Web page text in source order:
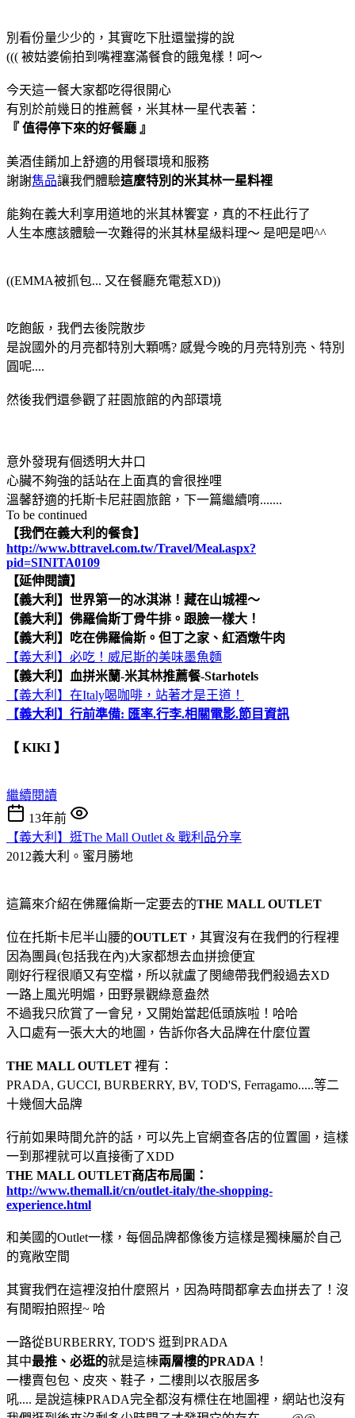
別看份量少少的，其實吃下肚還蠻撐的說
((( 被姑婆偷拍到嘴裡塞滿餐食的餓鬼樣！呵～
今天這一餐大家都吃得很開心
有別於前幾日的推薦餐，米其林一星代表著：
『 值得停下來的好餐廳 』
美酒佳餚加上舒適的用餐環境和服務
謝謝雋品讓我們體驗這麼特別的米其林一星料裡
能夠在義大利享用道地的米其林饗宴，真的不枉此行了
人生本應該體驗一次難得的米其林星級料理～ 是吧是吧^^
((EMMA被抓包... 又在餐廳充電惹XD))
吃飽飯，我們去後院散步
是說國外的月亮都特別大顆嗎? 感覺今晚的月亮特別亮、特別
圓呢....
然後我們還參觀了莊園旅館的內部環境
意外發現有個透明大井口
心臟不夠強的話站在上面真的會很挫哩
溫馨舒適的托斯卡尼莊園旅館，下一篇繼續唷.......
To be continued
【我們在義大利的餐食】
http://www.bttravel.com.tw/Travel/Meal.aspx?
pid=SINITA0109
【延伸閱讀】
【義大利】世界第一的冰淇淋！藏在山城裡～
【義大利】佛羅倫斯丁骨牛排。跟臉一樣大！
【義大利】吃在佛羅倫斯。但丁之家、紅酒燉牛肉
【義大利】必吃！威尼斯的美味墨魚麵
【義大利】血拼米蘭-米其林推薦餐-Starhotels
【義大利】在Italy喝咖啡，站著才是王道！
【義大利】行前準備: 匯率.行李.相關電影.節目資訊
【 KIKI 】
繼續閱讀
13年前
【義大利】逛The Mall Outlet & 戰利品分享
2012義大利。蜜月勝地
這篇來介紹在佛羅倫斯一定要去的THE MALL OUTLET
位在托斯卡尼半山腰的OUTLET ，其實沒有在我們的行程裡
因為團員(包括我在內)大家都想去血拼撿便宜
剛好行程很順又有空檔，所以就盧了閔總帶我們殺過去XD
一路上風光明媚，田野景觀綠意盎然
不過我只欣賞了一會兒，又開始當起低頭族啦！哈哈
入口處有一張大大的地圖，告訴你各大品牌在什麼位置
THE MALL OUTLET 裡有：
PRADA, GUCCI, BURBERRY, BV, TOD'S, Ferragamo.....等二
十幾個大品牌
行前如果時間允許的話，可以先上官網查各店的位置圖，這樣
一到那裡就可以直接衝了XDD
THE MALL OUTLET商店布局圖：
http://www.themall.it/cn/outlet-italy/the-shopping-
experience.html
和美國的Outlet一樣，每個品牌都像後方這樣是獨棟屬於自己
的寬敞空間
其實我們在這裡沒拍什麼照片，因為時間都拿去血拼去了！沒
有閒暇拍照捏~ 哈
一路從BURBERRY, TOD'S 逛到PRADA
其中最推、必逛的就是這棟兩層樓的PRADA ！
一樓賣包包、皮夾、鞋子，二樓則以衣服居多
吼.... 是說這棟PRADA完全都沒有標住在地圖裡，網站也沒有